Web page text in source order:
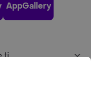
AppGallery
ti